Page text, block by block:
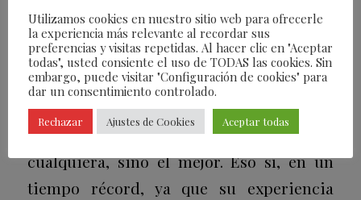
horas, fue más que suficiente para
percibir de inmediato la esencia de
Blanca, cuyo deseo estuvo guiado en todo
momento por el afán de ir más allá y no
conformarse con un resultado
cualquiera, sino el mejor. Eso sí, en un
tiempo récord, ya que su experiencia
Utilizamos cookies en nuestro sitio web para ofrecerle
la experiencia más relevante al recordar sus
preferencias y visitas repetidas. Al hacer clic en "Aceptar
todas", usted consiente el uso de TODAS las cookies. Sin
embargo, puede visitar "Configuración de cookies" para
dar un consentimiento controlado.
Rechazar Ajustes de Cookies Aceptar todas